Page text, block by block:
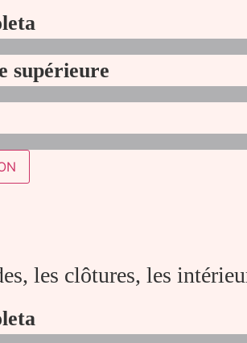
supérieure
les clôtures, les